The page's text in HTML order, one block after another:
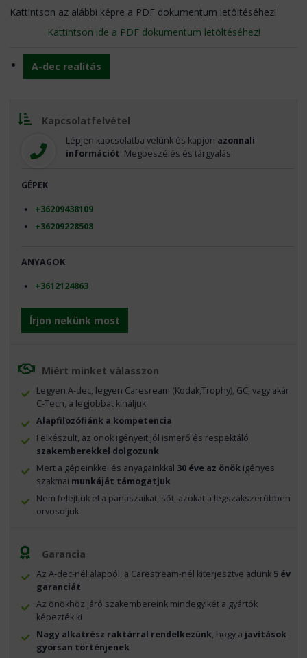
Kattintson az alábbi képre a PDF dokumentum letöltéséhez!
Kattintson ide a PDF dokumentum letöltéséhez!
A-dec realitás
Kapcsolatfelvétel
Lépjen kapcsolatba velünk és kapjon azonnali
információt. Megbeszélés és tárgyalás:
GÉPEK
+36209438109
+36209228508
ANYAGOK
+3612124863
Írjon nekünk most
Miért minket válasszon
Legyen A-dec, legyen Caresream (Kodak,Trophy), GC, vagy akár
C-Tech, a legjobbat kínáljuk
Alapfilozófiánk a kompetencia
Felkészült, az önök igényeit jól ismerő és respektáló
szakemberekkel dolgozunk
Mert a gépeinkkel és anyagainkkal 30 éve az önök igényes
szakmai munkáját támogatjuk
Nem felejtjük el a panaszaikat, sőt, azokat a legszakszerűbben
orvosoljuk
Garancia
Az A-dec-nél alapból, a Carestream-nél kiterjesztve adunk 5 év
garanciát
Az önökhöz járó szakembereink mindegyikét a gyártók
képezték ki
Nagy alkatrész raktárral rendelkezünk, hogy a javítások
gyorsan történjenek